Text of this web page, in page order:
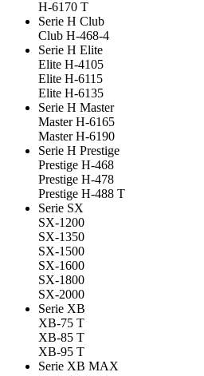
H-6170 T
Serie H Club
Club H-468-4
Serie H Elite
Elite H-4105
Elite H-6115
Elite H-6135
Serie H Master
Master H-6165
Master H-6190
Serie H Prestige
Prestige H-468
Prestige H-478
Prestige H-488 T
Serie SX
SX-1200
SX-1350
SX-1500
SX-1600
SX-1800
SX-2000
Serie XB
XB-75 T
XB-85 T
XB-95 T
Serie XB MAX